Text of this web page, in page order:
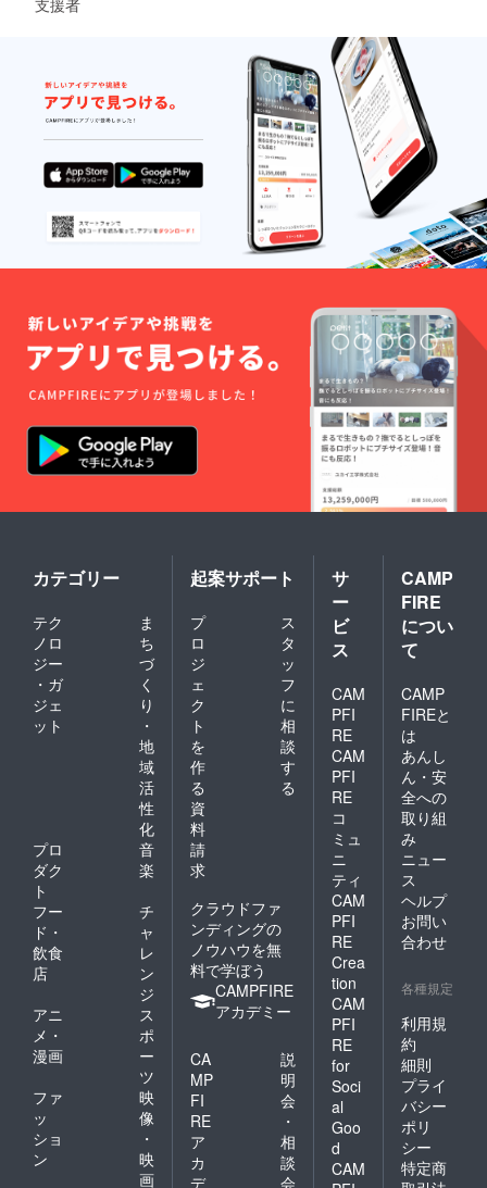
支援者
カテゴリー
テク
ノロ
ジー
・ガ
ジェ
ット
ま
ち
づ
く
り
・
地
域
活
性
化
プロ
ダク
ト
音
楽
フー
ド・
飲食
店
チ
ャ
レ
ン
ジ
アニ
メ・
漫画
ス
ポ
ー
ツ
ファ
ッ
ショ
ン
映
像
・
映
画
起案サポート
プ
ロ
ジ
ェ
ク
ト
を
作
る
ス
タ
ッ
フ
に
相
談
す
る
資
料
請
求
クラウドファ
ンディングの
ノウハウを無
料で学ぼう
CAMPFIRE
アカデミー
CA
MP
FI
RE
ア
カ
デ
説
明
会
・
相
談
会
サ
ー
ビ
ス
CAM
PFI
RE
CAM
PFI
RE
コ
ミュ
ニ
ティ
CAM
PFI
RE
Crea
tion
CAM
PFI
RE
for
Soci
al
Goo
d
CAM
CAMP
FIRE
につい
て
CAMP
FIREと
は
あんし
ん・安
全への
取り組
み
ニュー
ス
ヘルプ
お問い
合わせ
各種規定
利用規
約
細則
プライ
バシー
ポリ
シー
特定商